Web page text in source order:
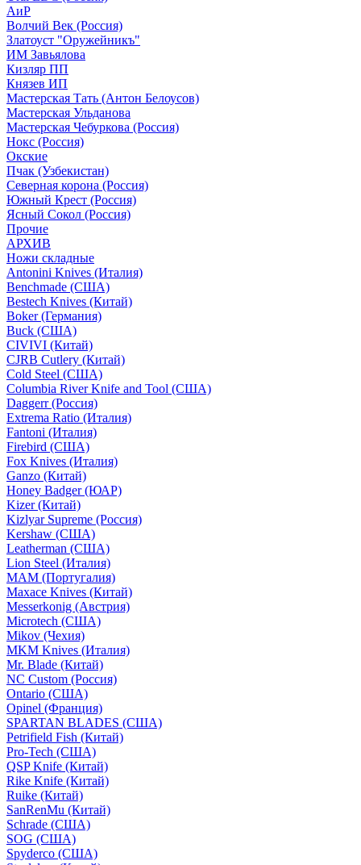
АиР
Волчий Век (Россия)
Златоуст "Оружейникъ"
ИМ Завьялова
Кизляр ПП
Князев ИП
Мастерская Тать (Антон Белоусов)
Мастерская Ульданова
Мастерская Чебуркова (Россия)
Нокс (Россия)
Окские
Пчак (Узбекистан)
Северная корона (Россия)
Южный Крест (Россия)
Ясный Сокол (Россия)
Прочие
АРХИВ
Ножи складные
Antonini Knives (Италия)
Benchmade (США)
Bestech Knives (Китай)
Boker (Германия)
Buck (США)
CIVIVI (Китай)
CJRB Cutlery (Китай)
Cold Steel (США)
Columbia River Knife and Tool (США)
Daggerr (Россия)
Extrema Ratio (Италия)
Fantoni (Италия)
Firebird (США)
Fox Knives (Италия)
Ganzo (Китай)
Honey Badger (ЮАР)
Kizer (Китай)
Kizlyar Supreme (Россия)
Kershaw (США)
Leatherman (США)
Lion Steel (Италия)
MAM (Португалия)
Maxace Knives (Китай)
Messerkonig (Австрия)
Microtech (США)
Mikov (Чехия)
MKM Knives (Италия)
Mr. Blade (Китай)
NC Custom (Россия)
Ontario (США)
Opinel (Франция)
SPARTAN BLADES (США)
Petrifield Fish (Китай)
Pro-Tech (США)
QSP Knife (Китай)
Rike Knife (Китай)
Ruike (Китай)
SanRenMu (Китай)
Schrade (США)
SOG (США)
Spyderco (США)